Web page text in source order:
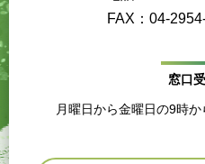
FAX：04-
窓口
月曜日から金曜日の9時